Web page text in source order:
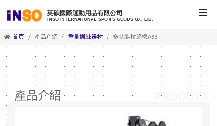
首頁 產品介紹 重量訓練器材 多功能拉繩機A93
產品介紹 PRODUCT